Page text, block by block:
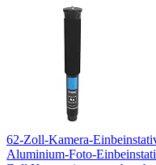
62-Zoll-Kamera-
Aluminium-Foto-